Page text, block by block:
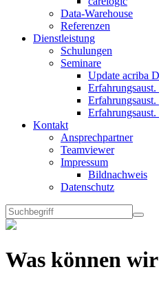
Data-Warehouse
Referenzen
Dienstleistung
Schulungen
Seminare
Update acriba
Erfahrungsaust.
Kontakt
Ansprechpartner
Teamviewer
Impressum
Bildnachweis
Datenschutz
Was können